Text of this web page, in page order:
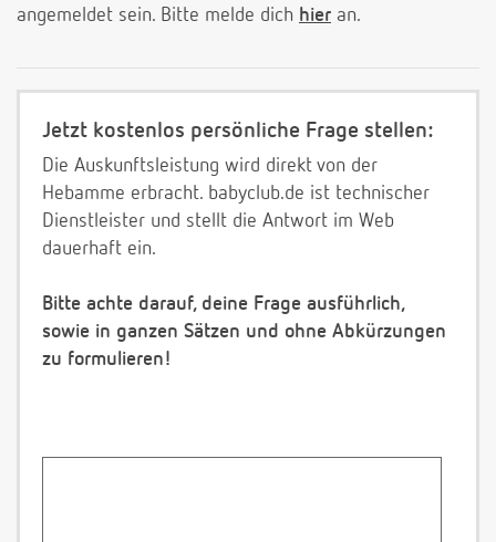
angemeldet sein. Bitte melde dich hier an.
Jetzt kostenlos persönliche Frage stellen:
Die Auskunftsleistung wird direkt von der
Hebamme erbracht. babyclub.de ist technischer
Dienstleister und stellt die Antwort im Web
dauerhaft ein.
Bitte achte darauf, deine Frage ausführlich,
sowie in ganzen Sätzen und ohne Abkürzungen
zu formulieren!